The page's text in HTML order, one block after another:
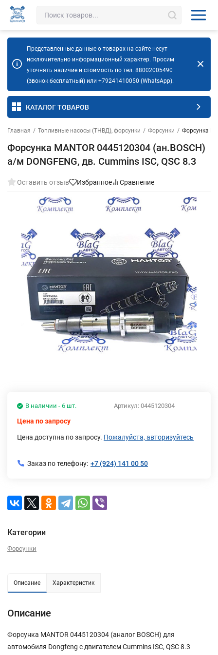
Представленные данные о товарах на сайте несут
исключительно информационный характер. Просим
уточнять наличие и стоимость по тел. 88002005490
(звонок бесплатный) или +79241410050 (WhatsApp).
КАТАЛОГ ТОВАРОВ
Главная / Топливные насосы (ТНВД), форсунки / Форсунки / Форсунка
Форсунка MANTOR 0445120304 (ан.BOSCH)
а/м DONGFENG, дв. Cummins ISC, QSC 8.3
Оставить отзыв Избранное Сравнение
Артикул: 0445120304
В наличии - 6 шт.
Цена по запросу
Цена доступна по запросу. Пожалуйста, авторизуйтесь
Заказ по телефону: +7 (924) 141 00 50
Категории
Форсунки
Описание Характеристик
Описание
Форсунка MANTOR 0445120304 (аналог BOSCH) для
автомобиля Dongfeng с двигателем Cummins ISC, QSC 8.3